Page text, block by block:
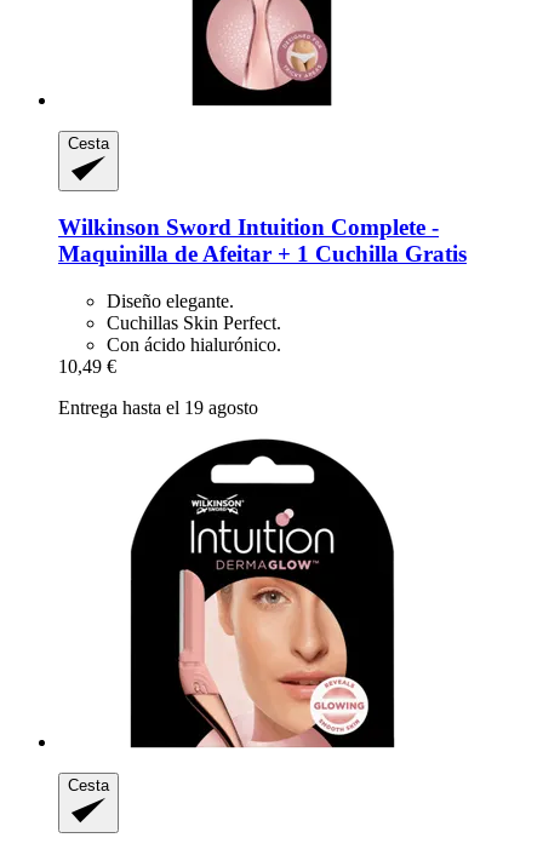
Cesta
Wilkinson Sword Intuition Complete -​
Maquinilla de Afeitar + 1 Cuchilla Gratis
Diseño elegante.
Cuchillas Skin Perfect.
Con ácido hialurónico.
10,49 €
Entrega hasta el 19 agosto
Cesta